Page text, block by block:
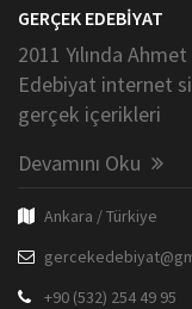
GERÇEK EDEBİYAT
2011 Yılında
Edebiyat internet
gerçek içerikleri
Devamını Oku
Ankara / Türkiye
+90 (532) 254 49 95